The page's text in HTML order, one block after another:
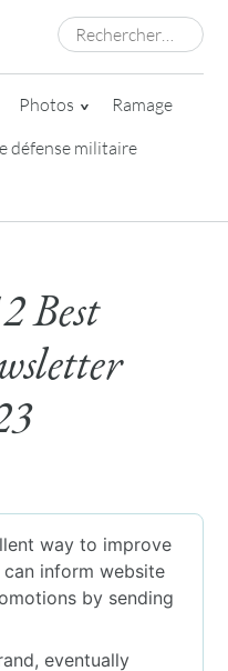
Rechercher :
Photos
Ramage
défense militaire
Best